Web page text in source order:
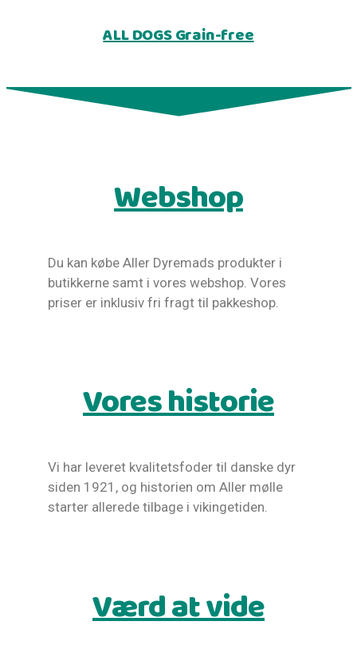
ALL DOGS Grain-free
Webshop
Du kan købe Aller Dyremads produkter i
butikkerne samt i vores webshop. Vores
priser er inklusiv fri fragt til pakkeshop.
Vores historie
Vi har leveret kvalitetsfoder til danske dyr
siden 1921, og historien om Aller mølle
starter allerede tilbage i vikingetiden.
Værd at vide